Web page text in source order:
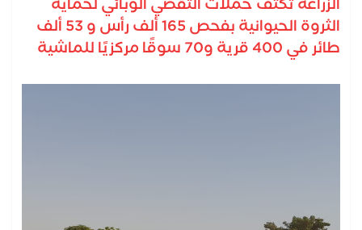
الزراعة تكثف حملات التقصي الوبائي لحماية
الثروة الحيوانية بفحص 165 ألف رأس و 53 ألف
طائر في 400 قرية و70 سوقًا مركزيًا للماشية